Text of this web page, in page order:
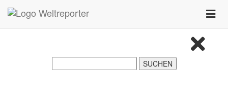
Zum Inhalt springen
Toggle